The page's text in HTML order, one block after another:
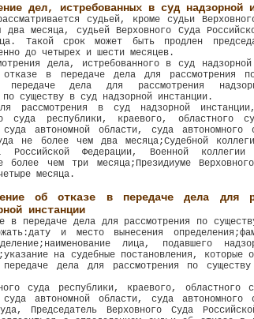
дел, истребованных в суд надзорной
судьей, кроме судьи
месяца, судьей Верховного Суда
Такой срок может быть продлен
до четырех и шести месяцев.
дела, истребованного в суд
отказе в передаче дела для рассмотрения
передаче дела для рассмотрения
по существу в суд надзорной инстанции.
рассмотрения в суд надзорной инстанции,
суда республики, краевого, областного
автономной области, суда автономного
не более чем два месяца;Судебной
Российской Федерации, Военной коллегии
более чем три месяца;Президиуме
месяца.
об отказе в передаче дела для
инстанции
в передаче дела для рассмотрения по
и место вынесения
лица, подавшего
на судебные постановления, которые
дела для рассмотрения по
суда республики, краевого, областного
автономной области, суда автономного
Председатель Верховного Суда